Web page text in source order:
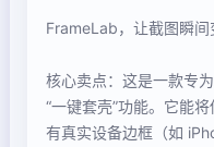
FrameLab，让截图瞬间
核心卖点：这是一款专
“一键套壳”功能。它能
有真实设备边框（如